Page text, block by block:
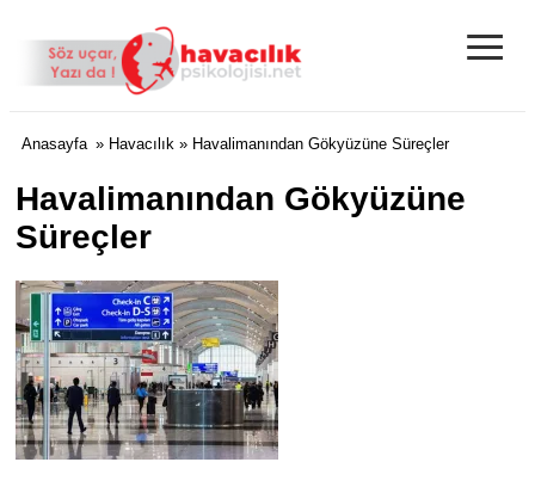
≡
Anasayfa » Havacılık » Havalimanından Gökyüzüne Süreçler
Havalimanından Gökyüzüne
Süreçler